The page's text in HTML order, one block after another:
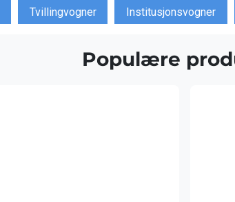
Tvillingvogner Institusjonsvogner
Populære